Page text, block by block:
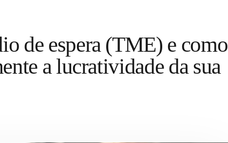
de espera (TME) e como
a lucratividade da sua